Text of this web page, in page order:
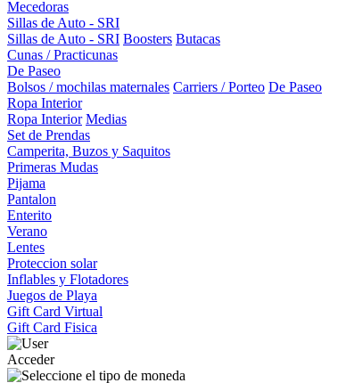
Mecedoras
Sillas de Auto - SRI
Sillas de Auto - SRI Boosters Butacas
Cunas / Practicunas
De Paseo
Bolsos / mochilas maternales Carriers / Porteo De Paseo
Ropa Interior
Ropa Interior Medias
Set de Prendas
Camperita, Buzos y Saquitos
Primeras Mudas
Pijama
Pantalon
Enterito
Verano
Lentes
Proteccion solar
Inflables y Flotadores
Juegos de Playa
Gift Card Virtual
Gift Card Fisica
Acceder